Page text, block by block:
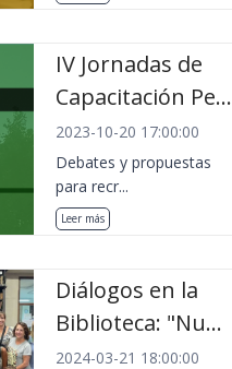
IV Jornadas de
Capacitación Pe...
2023-10-20 17:00:00
Debates y propuestas
para recr...
Leer más
Diálogos en la
Biblioteca: "Nu...
2024-03-21 18:00:00